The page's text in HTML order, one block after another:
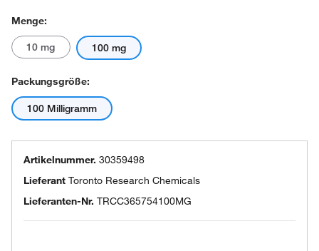
Menge:
10 mg 100 mg
Packungsgröße:
100 Milligramm
Artikelnummer. 30359498
Lieferant Toronto Research Chemicals
Lieferanten-Nr. TRCC365754100MG